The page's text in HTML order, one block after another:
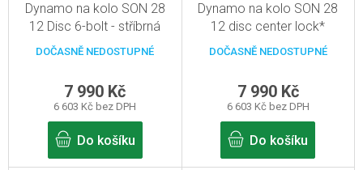
Dynamo na kolo SON 28
12 Disc 6-bolt - stříbrná
(leštěná) - 32d, pevná osa
DOČASNĚ NEDOSTUPNÉ
6 603 Kč bez DPH
7 990 Kč
Do košíku
Dynamo na kolo SON 28
12 disc center lock*
stříbrná 32d, pevná osa
DOČASNĚ NEDOSTUPNÉ
6 603 Kč bez DPH
7 990 Kč
Do košíku